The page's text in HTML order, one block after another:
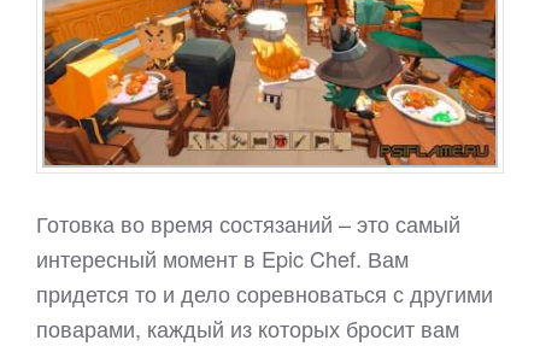
Готовка во время состязаний – это самый
интересный момент в Epic Chef. Вам
придется то и дело соревноваться с другими
поварами, каждый из которых бросит вам